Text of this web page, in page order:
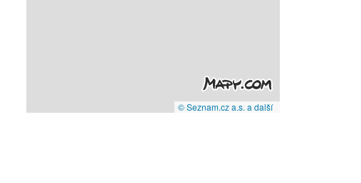
© Seznam.cz a.s. a další